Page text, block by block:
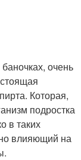
очень
Которая,
подростка
в таких
влияющий на